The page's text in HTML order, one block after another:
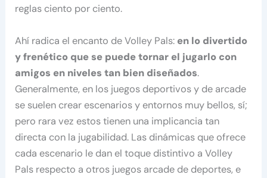
reglas ciento por ciento.
Ahí radica el encanto de Volley Pals: en lo divertido
y frenético que se puede tornar el jugarlo con
amigos en niveles tan bien diseñados.
Generalmente, en los juegos deportivos y de arcade
se suelen crear escenarios y entornos muy bellos, sí;
pero rara vez estos tienen una implicancia tan
directa con la jugabilidad. Las dinámicas que ofrece
cada escenario le dan el toque distintivo a Volley
Pals respecto a otros juegos arcade de deportes, e